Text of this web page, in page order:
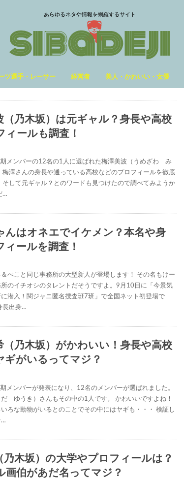
あらゆるネタや情報を網羅するサイト
ツ選手・レーサー 経営者 美人・かわいい・女優
（乃木坂）は元ギャル？身長や高校
ィールも調査！
メンバーの12名の1人に選ばれた梅澤美波（うめざわ み
梅澤さんの身長や通っている高校などのプロフィールを徹底
そして元ギャル？とのワードも見つけたので調べてみようか
…
んはオネエでイケメン？本名や身
ィールを調査！
ぺこと同じ事務所の大型新人が登場します！ その名もけー
所のイチオシのタレントだそうですよ。9月10日に「今景気
潜入！関ジャニ匿名捜査班7班」で全国ネット初登場で
長出身…
（乃木坂）がかわいい！身長や高校
ギがいるってマジ？
メンバーが発表になり、12名のメンバーが選ばれました。
ゆうき）さんもその中の1人です。 かわいいですよね！
ろな動物がいるとのことでその中にはヤギも・・・ 検証し
…
乃木坂）の大学やプロフィールは？
画伯があだ名ってマジ？